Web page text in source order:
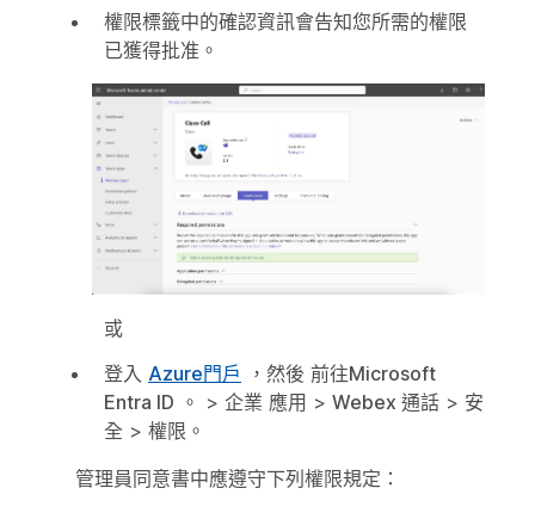
權限標籤中的確認資訊會告知您所需的權限
已獲得批准。
或
登入 Azure門戶 ，然後 前往Microsoft
Entra ID 。 > 企業 應用 > Webex 通話 > 安
全 > 權限 。
管理員同意書中應遵守下列權限規定：